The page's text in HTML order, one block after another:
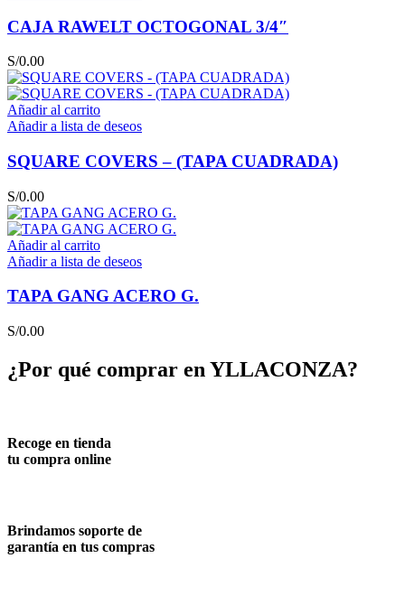
CAJA RAWELT OCTOGONAL 3/4″
S/0.00
Añadir al carrito
Añadir a lista de deseos
SQUARE COVERS – (TAPA CUADRADA)
S/0.00
Añadir al carrito
Añadir a lista de deseos
TAPA GANG ACERO G.
S/0.00
¿Por qué comprar en YLLACONZA?
Recoge en tienda
tu compra online
Brindamos soporte de
garantía en tus compras